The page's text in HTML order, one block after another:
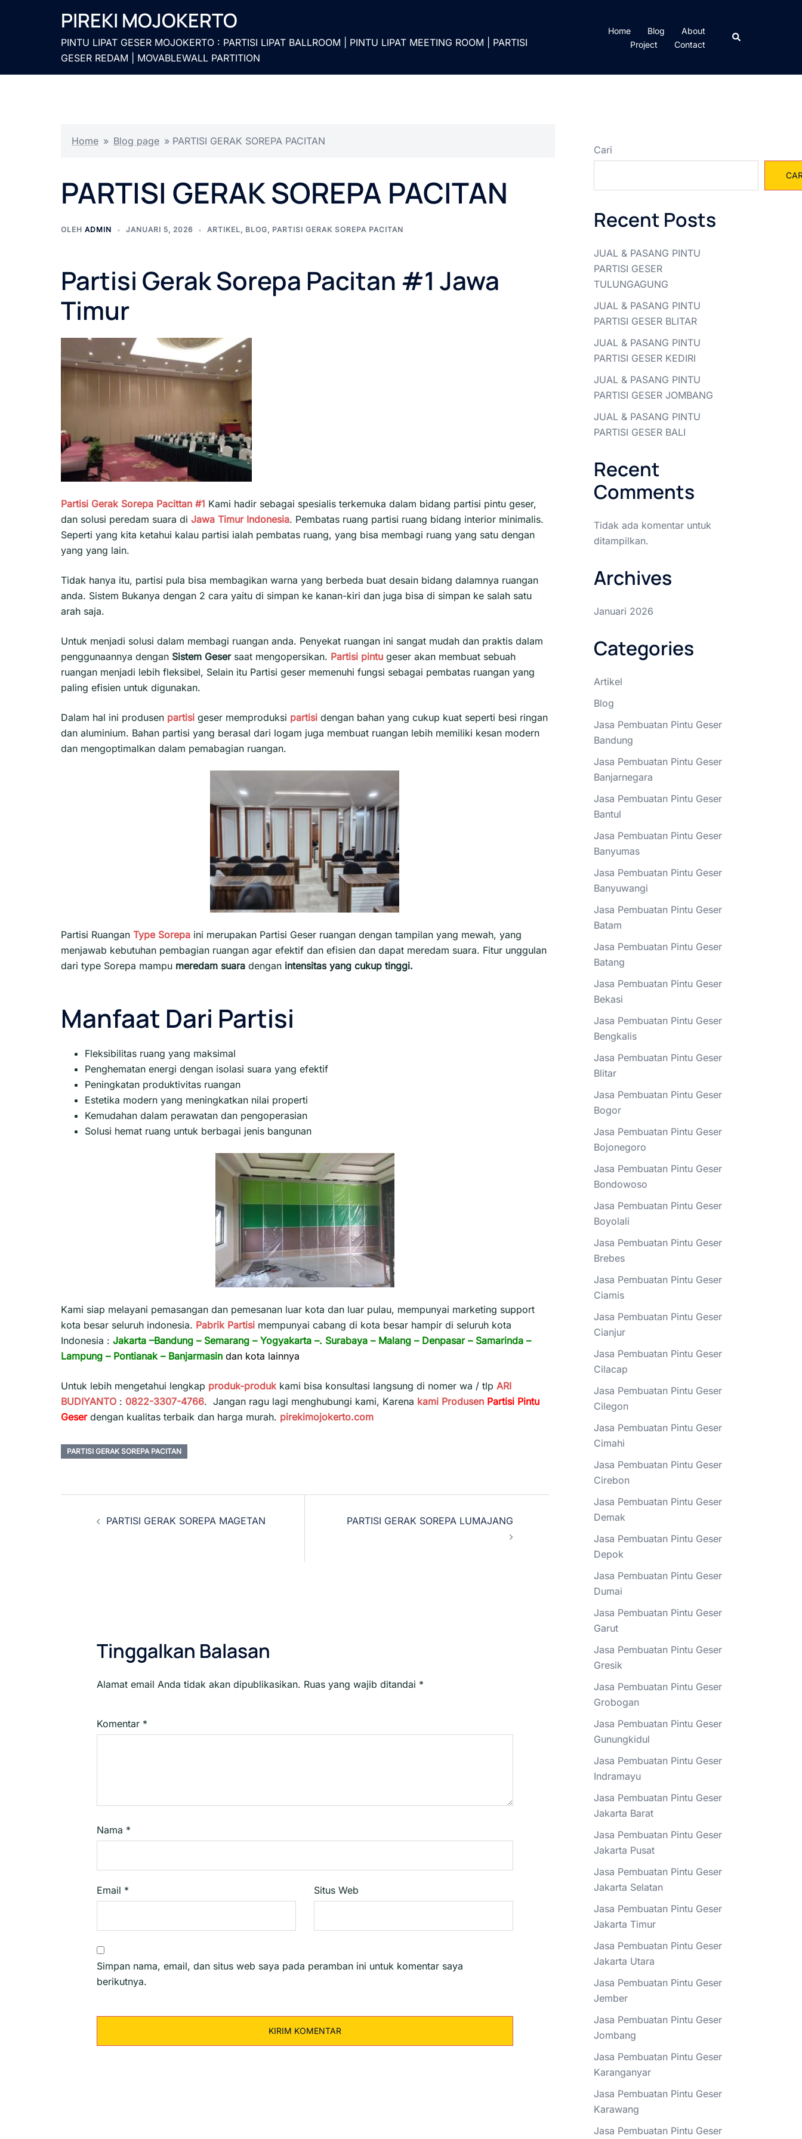
PIREKI MOJOKERTO
PINTU LIPAT GESER MOJOKERTO : PARTISI LIPAT BALLROOM | PINTU LIPAT MEETING ROOM | PARTISI
GESER REDAM | MOVABLEWALL PARTITION
Home Blog
About
Project
Contact
Cari
Home » Blog page » PARTISI GERAK SOREPA PACITAN
PARTISI GERAK SOREPA PACITAN
OLEH ADMIN JANUARI 5, 2026 ARTIKEL, BLOG, PARTISI GERAK SOREPA PACITAN
Partisi Gerak Sorepa Pacitan #1 Jawa
Timur
Partisi Gerak Sorepa Pacittan #1 Kami hadir sebagai spesialis terkemuka dalam bidang partisi pintu geser,
dan solusi peredam suara di Jawa Timur Indonesia. Pembatas ruang partisi ruang bidang interior minimalis.
Seperti yang kita ketahui kalau partisi ialah pembatas ruang, yang bisa membagi ruang yang satu dengan
yang yang lain.
Tidak hanya itu, partisi pula bisa membagikan warna yang berbeda buat desain bidang dalamnya ruangan
anda. Sistem Bukanya dengan 2 cara yaitu di simpan ke kanan-kiri dan juga bisa di simpan ke salah satu
arah saja.
Untuk menjadi solusi dalam membagi ruangan anda. Penyekat ruangan ini sangat mudah dan praktis dalam
penggunaannya dengan Sistem Gesersaat mengopersikan. Partisi pintu geser akan membuat sebuah
ruangan menjadi lebih fleksibel, Selain itu Partisi geser memenuhi fungsi sebagai pembatas ruangan yang
paling efisien untuk digunakan.
Dalam hal ini produsen partisi geser memproduksi partisi dengan bahan yang cukup kuat seperti besi ringan
dan aluminium. Bahan partisi yang berasal dari logam juga membuat ruangan lebih memiliki kesan modern
dan mengoptimalkan dalam pemabagian ruangan.
Partisi Ruangan Type Sorepa ini merupakan Partisi Geser ruangan dengan tampilan yang mewah, yang
menjawab kebutuhan pembagian ruangan agar efektif dan efisien dan dapat meredam suara. Fitur unggulan
dari type Sorepa mampu meredam suara dengan intensitas yang cukup tinggi.
Manfaat Dari Partisi
Fleksibilitas ruang yang maksimal
Penghematan energi dengan isolasi suara yang efektif
Peningkatan produktivitas ruangan
Estetika modern yang meningkatkan nilai properti
Kemudahan dalam perawatan dan pengoperasian
Solusi hemat ruang untuk berbagai jenis bangunan
Kami siap melayani pemasangan dan pemesanan luar kota dan luar pulau, mempunyai marketing support
kota besar seluruh indonesia. Pabrik Partisi mempunyai cabang di kota besar hampir di seluruh kota
Indonesia : Jakarta –Bandung – Semarang – Yogyakarta –. Surabaya – Malang – Denpasar– Samarinda –
Lampung – Pontianak– Banjarmasin dan kota lainnya
Untuk lebih mengetahui lengkap produk-produkkami bisa konsultasi langsung di nomer wa / tlp ARI
BUDIYANTO : 0822-3307-4766. Jangan ragu lagi menghubungi kami, Karena kami Produsen Partisi Pintu
Geser dengan kualitas terbaik dan harga murah. pirekimojokerto.com
PARTISI GERAK SOREPA PACITAN
Navigasi
PARTISI GERAK SOREPA MAGETAN PARTISI GERAK SOREPA LUMAJANG
Tinggalkan Balasan
Alamat email Anda tidak akan dipublikasikan. Ruas yang wajib ditandai *
Komentar *
Nama *
Email * Situs Web
Simpan nama, email, dan situs web saya pada peramban ini untuk komentar saya
berikutnya.
Cari
Recent Posts
JUAL & PASANG PINTU
PARTISI GESER
TULUNGAGUNG
JUAL & PASANG PINTU
PARTISI GESER BLITAR
JUAL & PASANG PINTU
PARTISI GESER KEDIRI
JUAL & PASANG PINTU
PARTISI GESER JOMBANG
JUAL & PASANG PINTU
PARTISI GESER BALI
Recent
Comments
Tidak ada komentar untuk
ditampilkan.
Archives
Januari 2026
Categories
Artikel
Blog
Jasa Pembuatan Pintu Geser
Bandung
Jasa Pembuatan Pintu Geser
Banjarnegara
Jasa Pembuatan Pintu Geser
Bantul
Jasa Pembuatan Pintu Geser
Banyumas
Jasa Pembuatan Pintu Geser
Banyuwangi
Jasa Pembuatan Pintu Geser
Batam
Jasa Pembuatan Pintu Geser
Batang
Jasa Pembuatan Pintu Geser
Bekasi
Jasa Pembuatan Pintu Geser
Bengkalis
Jasa Pembuatan Pintu Geser
Blitar
Jasa Pembuatan Pintu Geser
Bogor
Jasa Pembuatan Pintu Geser
Bojonegoro
Jasa Pembuatan Pintu Geser
Bondowoso
Jasa Pembuatan Pintu Geser
Boyolali
Jasa Pembuatan Pintu Geser
Brebes
Jasa Pembuatan Pintu Geser
Ciamis
Jasa Pembuatan Pintu Geser
Cianjur
Jasa Pembuatan Pintu Geser
Cilacap
Jasa Pembuatan Pintu Geser
Cilegon
Jasa Pembuatan Pintu Geser
Cimahi
Jasa Pembuatan Pintu Geser
Cirebon
Jasa Pembuatan Pintu Geser
Demak
Jasa Pembuatan Pintu Geser
Depok
Jasa Pembuatan Pintu Geser
Dumai
Jasa Pembuatan Pintu Geser
Garut
Jasa Pembuatan Pintu Geser
Gresik
Jasa Pembuatan Pintu Geser
Grobogan
Jasa Pembuatan Pintu Geser
Gunungkidul
Jasa Pembuatan Pintu Geser
Indramayu
Jasa Pembuatan Pintu Geser
Jakarta Barat
Jasa Pembuatan Pintu Geser
Jakarta Pusat
Jasa Pembuatan Pintu Geser
Jakarta Selatan
Jasa Pembuatan Pintu Geser
Jakarta Timur
Jasa Pembuatan Pintu Geser
Jakarta Utara
Jasa Pembuatan Pintu Geser
Jember
Jasa Pembuatan Pintu Geser
Jombang
Jasa Pembuatan Pintu Geser
Karanganyar
Jasa Pembuatan Pintu Geser
Karawang
Jasa Pembuatan Pintu Geser